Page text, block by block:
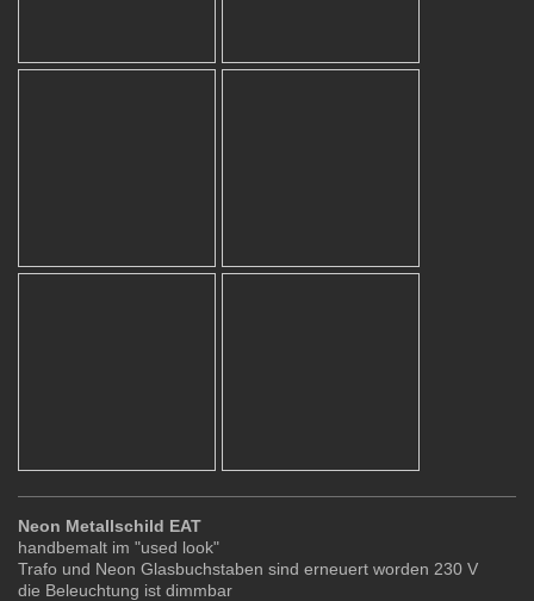
Neon Metallschild EAT
handbemalt im "used look"
Trafo und Neon Glasbuchstaben sind erneuert worden 230 V
die Beleuchtung ist dimmbar